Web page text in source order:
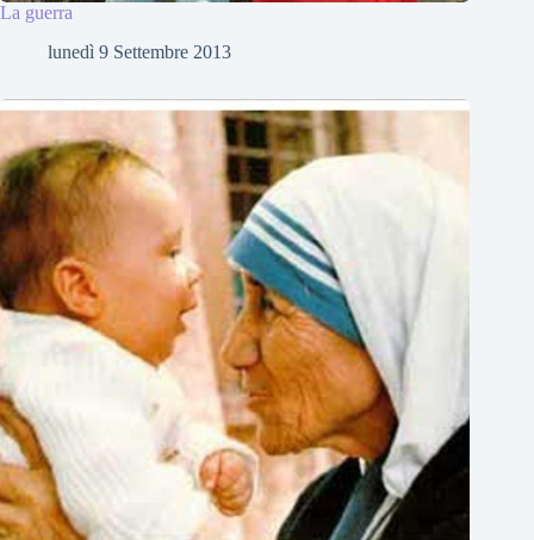
La guerra
lunedì 9 Settembre 2013